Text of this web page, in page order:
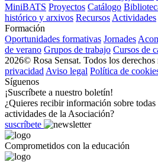
MiniBATS Proyectos Catálogo
histórico y arxivos Recursos Actividades
Formación
Oportunidades formativas Jornades
de verano Grupos de trabajo Cursos de
2026© Rosa Sensat. Todos los derechos
privacidad Aviso legal Política de
Síguenos
¡Suscríbete a nuestro boletín!
¿Quieres recibir información sobre
actividades de la Asociación?
suscríbete
Comprometidos con la educación